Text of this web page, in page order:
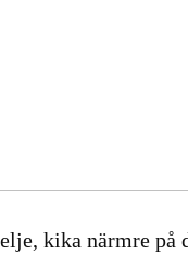
kika närmre på